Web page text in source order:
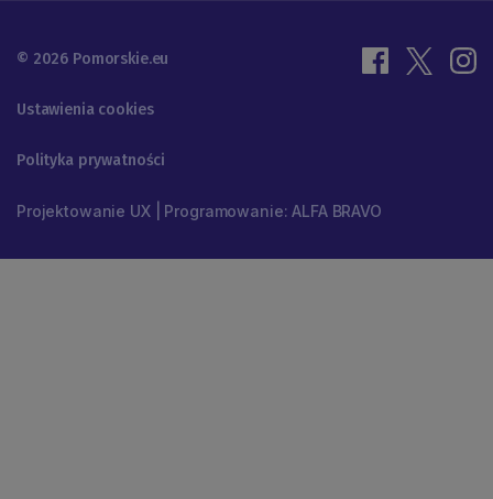
© 2026 Pomorskie.eu
Ustawienia cookies
Polityka prywatności
Projektowanie UX | Programowanie: ALFA BRAVO